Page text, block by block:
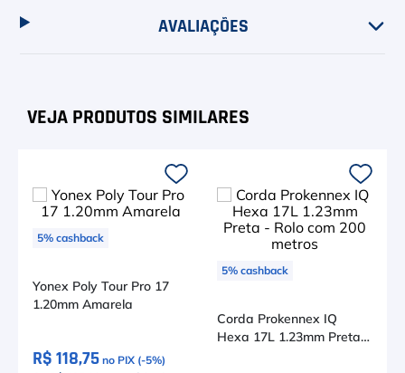
AVALIAÇÕES
5% cashback
Yonex Poly Tour Pro 17
1.20mm Amarela
R$ 118,75 no PIX (-5%)
5% cashback
Corda Prokennex IQ
Hexa 17L 1.23mm Preta -